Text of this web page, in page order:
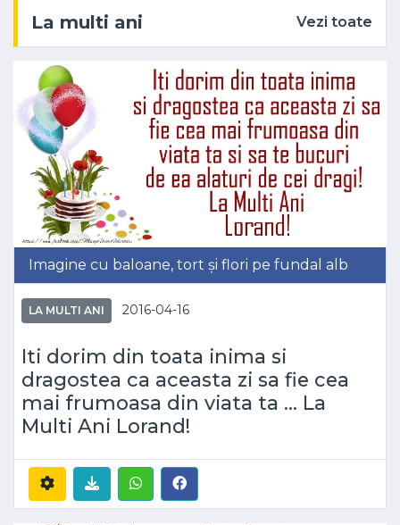
La multi ani Vezi toate
Imagine cu baloane, tort și flori pe fundal alb
LA MULTI ANI 2016-04-16
Iti dorim din toata inima si
dragostea ca aceasta zi sa fie cea
mai frumoasa din viata ta ... La
Multi Ani Lorand!